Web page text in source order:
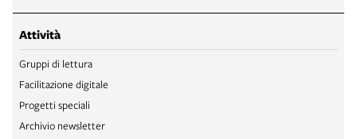
Attività
Gruppi di lettura
Facilitazione digitale
Progetti speciali
Archivio newsletter